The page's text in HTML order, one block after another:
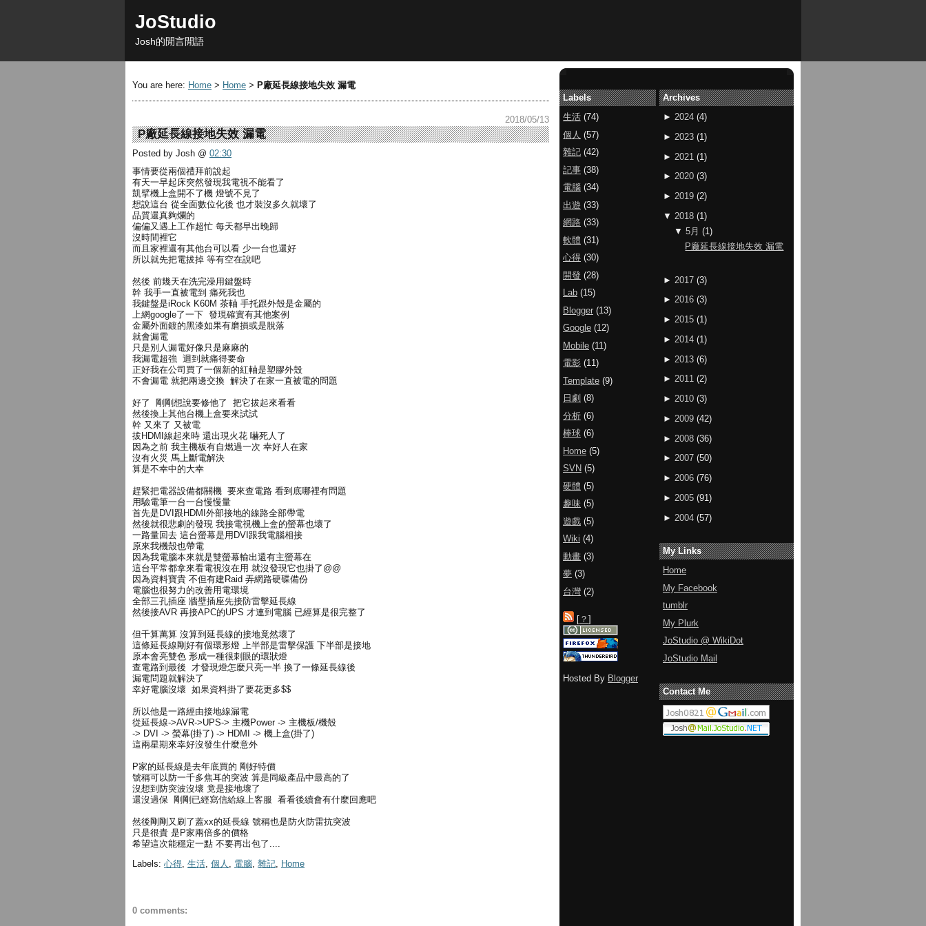
JoStudio
Josh的閒言閒語
You are here: Home > Home > P廠延長線接地失效 漏電
2018/05/13
P廠延長線接地失效 漏電
Posted by Josh @ 02:30
事情要從兩個禮拜前說起
有天一早起床突然發現我電視不能看了
凱擘機上盒開不了機 燈號不見了
想說這台 從全面數位化後 也才裝沒多久就壞了
品質還真夠爛的
偏偏又遇上工作超忙 每天都早出晚歸
沒時間裡它
而且家裡還有其他台可以看 少一台也還好
所以就先把電拔掉 等有空在說吧
然後 前幾天在洗完澡用鍵盤時
幹 我手一直被電到 痛死我也
我鍵盤是iRock K60M 茶軸 手托跟外殼是金屬的
上網google了一下 發現確實有其他案例
金屬外面鍍的黑漆如果有磨損或是脫落
就會漏電
只是別人漏電好像只是麻麻的
我漏電超強 迴到就痛得要命
正好我在公司買了一個新的紅軸是塑膠外殼
不會漏電 就把兩邊交換 解決了在家一直被電的問題
好了 剛剛想說要修他了 把它拔起來看看
然後換上其他台機上盒要來試試
幹 又來了 又被電
拔HDMI線起來時 還出現火花 嚇死人了
因為之前 我主機板有自燃過一次 幸好人在家
沒有火災 馬上斷電解決
算是不幸中的大幸
趕緊把電器設備都關機 要來查電路 看到底哪裡有問題
用驗電筆一台一台慢慢量
首先是DVI跟HDMI外部接地的線路全部帶電
然後就很悲劇的發現 我接電視機上盒的螢幕也壞了
一路量回去 這台螢幕是用DVI跟我電腦相接
原來我機殼也帶電
因為我電腦本來就是雙螢幕輸出還有主螢幕在
這台平常都拿來看電視沒在用 就沒發現它也掛了@@
因為資料寶貴 不但有建Raid 弄網路硬碟備份
電腦也很努力的改善用電環境
全部三孔插座 牆壁插座先接防雷擊延長線
然後接AVR 再接APC的UPS 才連到電腦 已經算是很完整了
但千算萬算 沒算到延長線的接地竟然壞了
這條延長線剛好有個環形燈 上半部是雷擊保護 下半部是接地
原本會亮雙色 形成一種很刺眼的環狀燈
查電路到最後 才發現燈怎麼只亮一半 換了一條延長線後
漏電問題就解決了
幸好電腦沒壞 如果資料掛了要花更多$$
所以他是一路經由接地線漏電
從延長線->AVR->UPS-> 主機Power -> 主機板/機殼
-> DVI -> 螢幕(掛了) -> HDMI -> 機上盒(掛了)
這兩星期來幸好沒發生什麼意外
P家的延長線是去年底買的 剛好特價
號稱可以防一千多焦耳的突波 算是同級產品中最高的了
沒想到防突波沒壞 竟是接地壞了
還沒過保 剛剛已經寫信給線上客服 看看後續會有什麼回應吧
然後剛剛又刷了蓋xx的延長線 號稱也是防火防雷抗突波
只是很貴 是P家兩倍多的價格
希望這次能穩定一點 不要再出包了....
Labels: 心得, 生活, 個人 , 電腦, 雜記, Home
0 comments:
Archives
► 2024 (4)
► 2023 (1 )
► 2021 (1)
► 2020 (3)
► 2019 (2)
▼ 2018 (1 )
▼ 5月 (1)
P廠延長線接地失效 漏電
► 2017 (3)
► 2016 (3)
► 2015 (1)
► 2014 (1 )
► 2013 (6)
► 2011 (2)
► 2010 (3)
► 2009 (42)
► 2008 (36)
► 2007 (50)
► 2006 (76)
► 2005 (91 )
► 2004 (57)
My Links
Home
My Facebook
tumblr
My Plurk
JoStudio @ WikiDot
JoStudio Mail
Contact Me
Labels
生活 (74)
個人 (57)
雜記 (42)
記事 (38)
電腦 (34)
出遊 (33)
網路 (33)
軟體 (31)
心得 (30)
開發 (28)
Lab (15)
Blogger (13)
Google (12)
Mobile (11)
電影 (11)
Template (9)
日劇 (8)
分析 (6)
棒球 (6)
Home (5)
SVN (5)
硬體 (5)
趣味 (5)
遊戲 (5)
Wiki (4)
動畫 (3)
夢 (3)
台灣 (2)
[ ？ ]
Hosted By Blogger